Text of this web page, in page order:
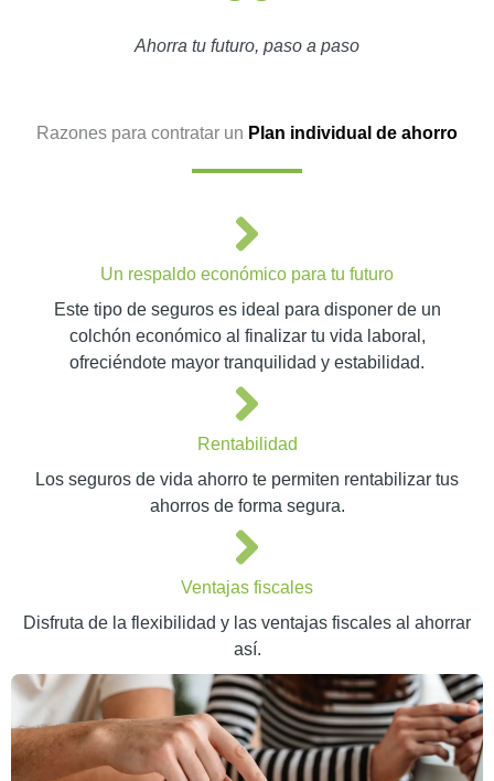
Ahorra tu futuro, paso a paso
Razones para contratar un Plan individual de ahorro
Un respaldo económico para tu futuro
Este tipo de seguros es ideal para disponer de un
colchón económico al finalizar tu vida laboral,
ofreciéndote mayor tranquilidad y estabilidad.
Rentabilidad
Los seguros de vida ahorro te permiten rentabilizar tus
ahorros de forma segura.
Ventajas fiscales
Disfruta de la flexibilidad y las ventajas fiscales al ahorrar
así.